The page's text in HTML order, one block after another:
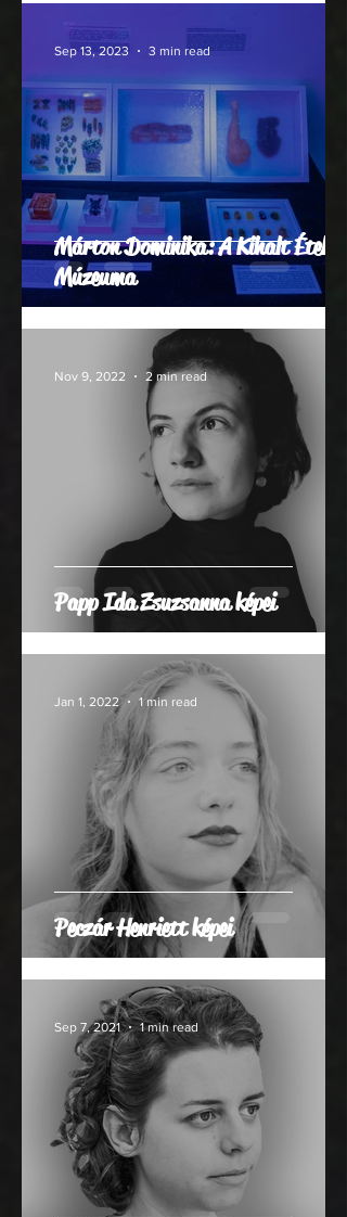
Márton Dominika: A Kihalt Ételek
Múzeuma
Sep 13, 2023 3 min read
Papp Ida Zsuzsanna képei
Nov 9, 2022 2 min read
Peczár Henriett képei
Jan 1, 2022 1 min read
Sep 7, 2021 1 min read